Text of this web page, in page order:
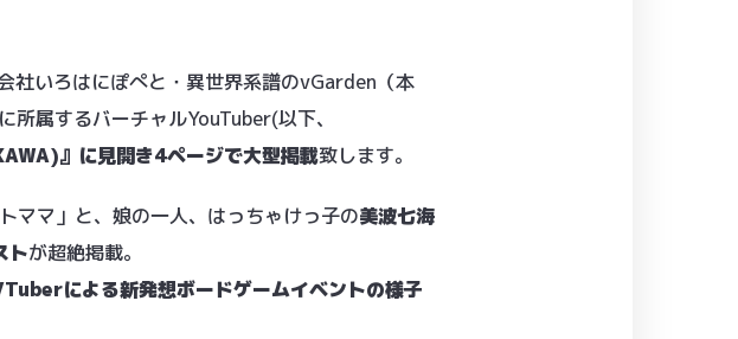
社いろはにぽぺと・異世界系譜のvGarden（本
所属するバーチャルYouTuber(以下､
』に見開き4ページで大型掲載致します。
ママ」と、娘の一人、はっちゃけっ子の美波七海
トが超絶掲載。
による新発想ボードゲームイベントの様子